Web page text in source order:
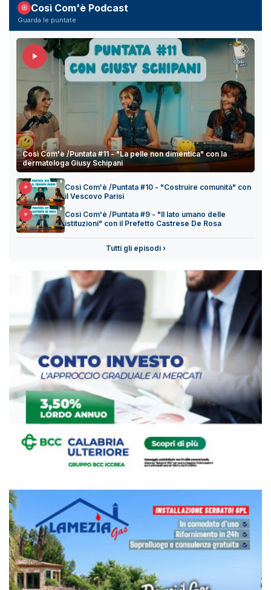
Così Com'è Podcast
Guarda le puntate
Così Com'è /Puntata #11 - "La pelle non dimentica" con la
dermatologa Giusy Schipani
Così Com'è /Puntata #10 - "Costruire comunità" con
il Vescovo Parisi
Così Com'è /Puntata #9 - "Il lato umano delle
istituzioni" con il Prefetto Castrese De Rosa
Tutti gli episodi ›